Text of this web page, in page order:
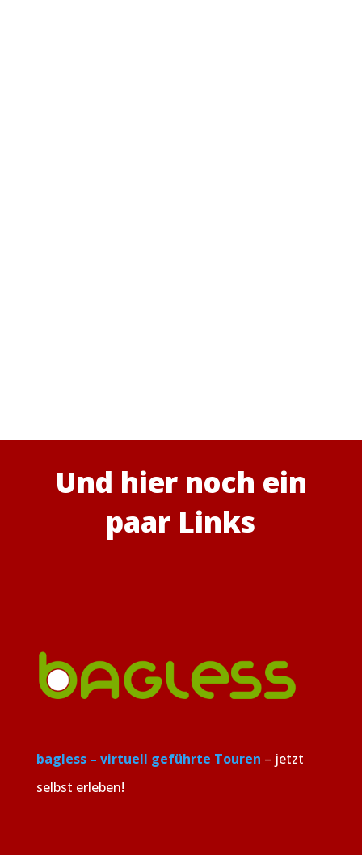
Und hier noch ein
paar Links
bagless – virtuell geführte Touren – jetzt
selbst erleben!